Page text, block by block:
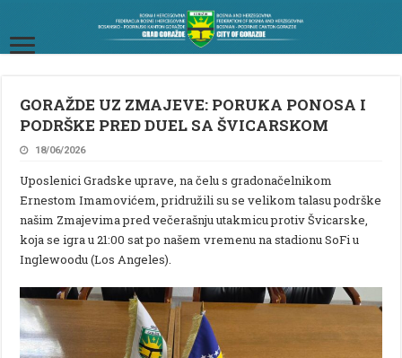
GORAŽDE UZ ZMAJEVE: PORUKA PONOSA I
PODRŠKE PRED DUEL SA ŠVICARSKOM
18/06/2026
Uposlenici Gradske uprave, na čelu s gradonačelnikom
Ernestom Imamovićem, pridružili su se velikom talasu podrške
našim Zmajevima pred večerašnju utakmicu protiv Švicarske,
koja se igra u 21:00 sat po našem vremenu na stadionu SoFi u
Inglewoodu (Los Angeles).